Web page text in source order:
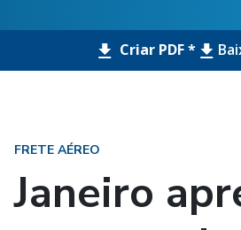
Criar PDF *
FRETE AÉREO
Janeiro